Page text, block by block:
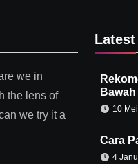
we in
the lens of
we try it a
10
Cara
4